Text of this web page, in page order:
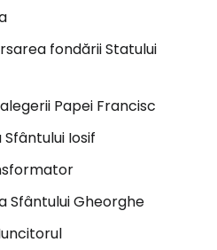
fondării Statului
Papei Francisc
Iosif
Sfântului Gheorghe